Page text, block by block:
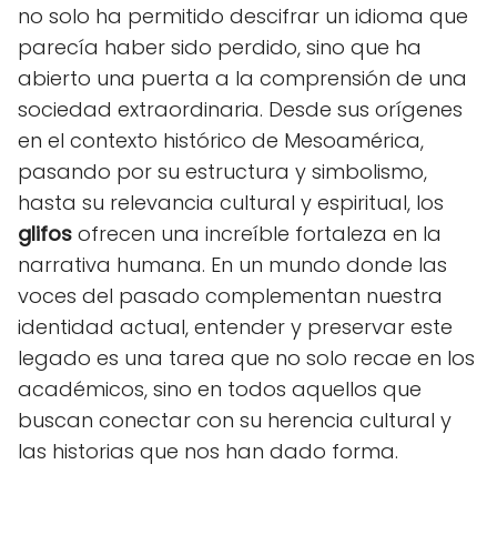
no solo ha permitido descifrar un idioma que
parecía haber sido perdido, sino que ha
abierto una puerta a la comprensión de una
sociedad extraordinaria. Desde sus orígenes
en el contexto histórico de Mesoamérica,
pasando por su estructura y simbolismo,
hasta su relevancia cultural y espiritual, los
glifos ofrecen una increíble fortaleza en la
narrativa humana. En un mundo donde las
voces del pasado complementan nuestra
identidad actual, entender y preservar este
legado es una tarea que no solo recae en los
académicos, sino en todos aquellos que
buscan conectar con su herencia cultural y
las historias que nos han dado forma.